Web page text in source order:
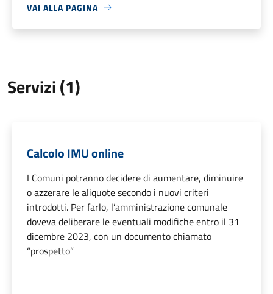
VAI ALLA PAGINA
Servizi (1)
Calcolo IMU online
I Comuni potranno decidere di aumentare, diminuire
o azzerare le aliquote secondo i nuovi criteri
introdotti. Per farlo, l’amministrazione comunale
doveva deliberare le eventuali modifiche entro il 31
dicembre 2023, con un documento chiamato
“prospetto”